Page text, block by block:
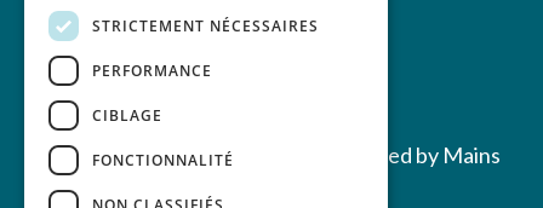
Copyrights © 2022 All Rights Reserved by Mains
STRICTEMENT NÉCESSAIRES
PERFORMANCE
CIBLAGE
FONCTIONNALITÉ